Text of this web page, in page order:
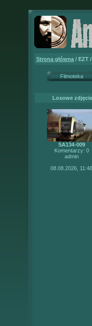
Strona główna / EZT
Filmoteka
Losowe zdjęcie
SA134-009
Komentarzy: 0
admin
08.08.2026, 11:46